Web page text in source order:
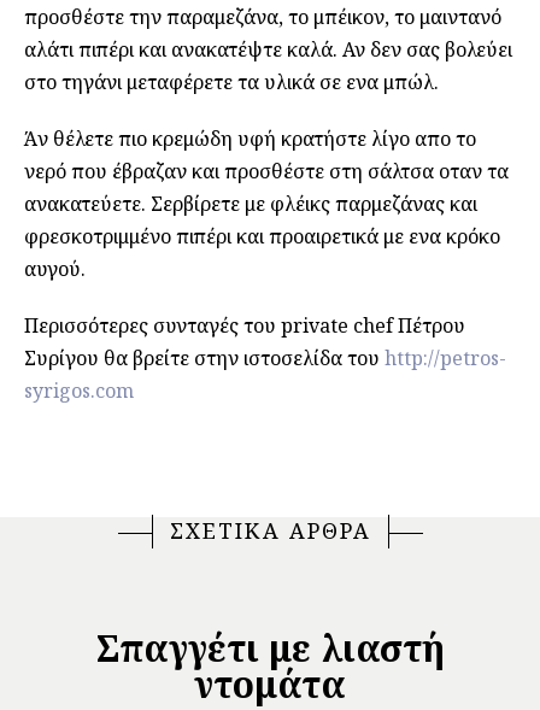
προσθέστε την παραμεζάνα, το μπέικον, το μαιντανό
αλάτι πιπέρι και ανακατέψτε καλά. Αν δεν σας βολεύει
στο τηγάνι μεταφέρετε τα υλικά σε ενα μπώλ.
Άν θέλετε πιο κρεμώδη υφή κρατήστε λίγο απο το
νερό που έβραζαν και προσθέστε στη σάλτσα οταν τα
ανακατεύετε. Σερβίρετε με φλέικς παρμεζάνας και
φρεσκοτριμμένο πιπέρι και προαιρετικά με ενα κρόκο
αυγού.
Περισσότερες συνταγές του private chef Πέτρου
Συρίγου θα βρείτε στην ιστοσελίδα του http://petros-
syrigos.com
ΣΧΕΤΙΚΑ ΑΡΘΡΑ
Σπαγγέτι με λιαστή
ντομάτα